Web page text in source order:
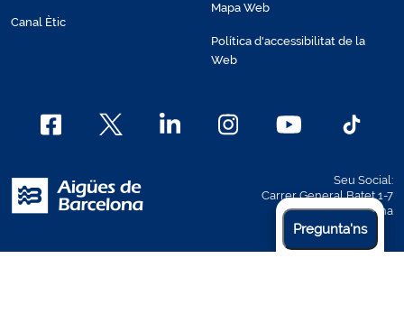
Pregunta'ns
Canal Ètic
Mapa Web
Política d'accessibilitat de la
Web
Seu Social:
Carrer General Batet 1-7
08028 Barcelona